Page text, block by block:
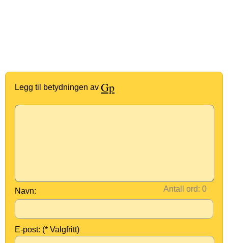
Legg til betydningen av Gp
Antall ord:
Navn:
E-post: (* Valgfritt)